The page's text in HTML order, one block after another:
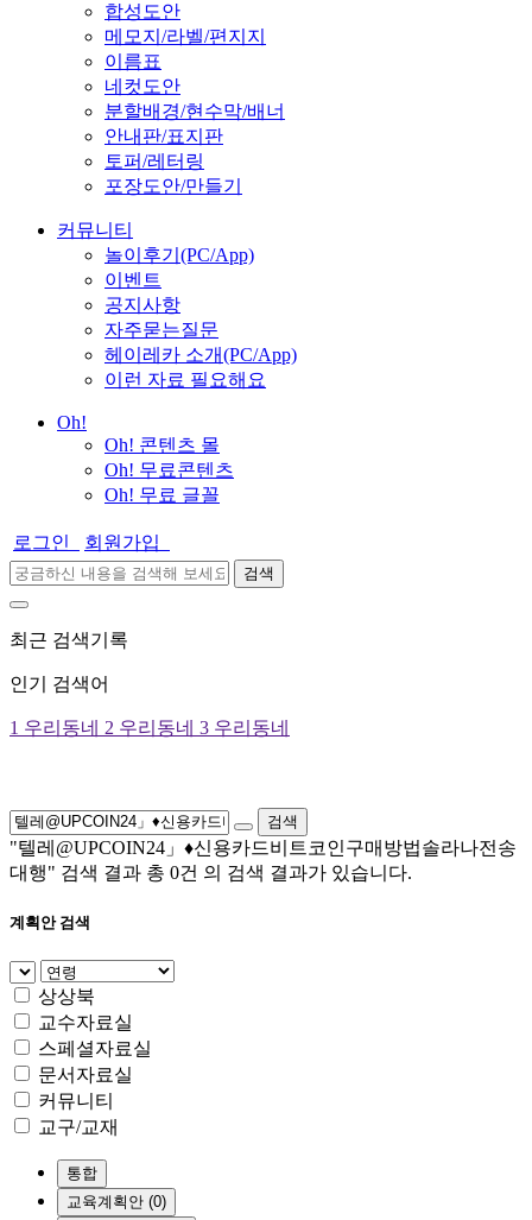
합성도안
메모지/라벨/편지지
이름표
네컷도안
분할배경/현수막/배너
안내판/표지판
토퍼/레터링
포장도안/만들기
커뮤니티
놀이후기(PC/App)
이벤트
공지사항
자주묻는질문
헤이레카 소개(PC/App)
이런 자료 필요해요
Oh!
Oh! 콘텐츠 몰
Oh! 무료콘텐츠
Oh! 무료 글꼴
로그인 회원가입
검색
최근 검색기록
인기 검색어
1 우리동네 2 우리동네 3 우리동네
검색
"텔레@UPCOIN24」♦신용카드비트코인구매방법솔라나전송
대행" 검색 결과 총 0건 의 검색 결과가 있습니다.
계획안 검색
상상북
교수자료실
스페셜자료실
문서자료실
커뮤니티
교구/교재
통합
교육계획안 (0)